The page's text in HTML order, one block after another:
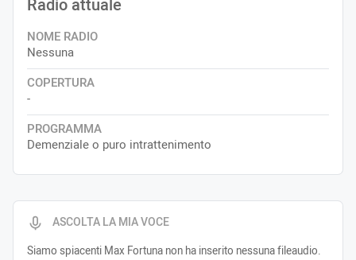
ASCOLTA LA MIA VOCE
Siamo spiacenti Max Fortuna non ha inserito nessuna fileaudio.
Radio attuale
NOME RADIO
Nessuna
COPERTURA
-
PROGRAMMA
Demenziale o puro intrattenimento